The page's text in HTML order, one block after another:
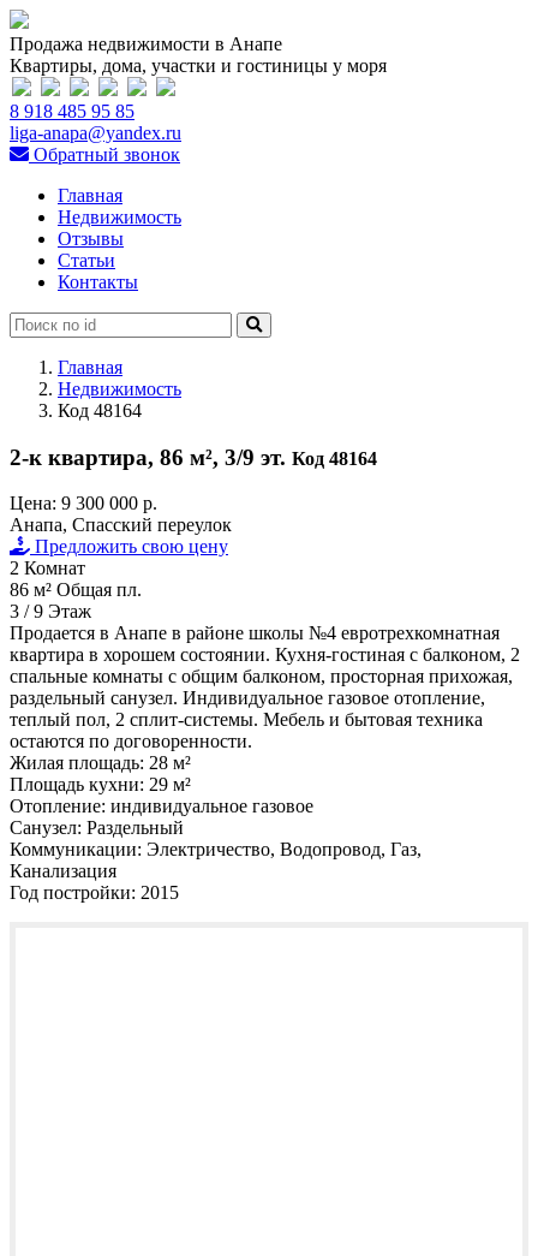
Продажа недвижимости в Анапе
Квартиры, дома, участки и гостиницы у моря
8 918 485 95 85
liga-anapa@yandex.ru
Обратный звонок
Главная
Недвижимость
Отзывы
Статьи
Контакты
Главная
Недвижимость
Код 48164
2-к квартира, 86 м², 3/9 эт. Код 48164
Цена: 9 300 000 р.
Анапа, Спасский переулок
Предложить свою цену
2 Комнат
86 м² Общая пл.
3 / 9 Этаж
Продается в Анапе в районе школы №4 евротрехкомнатная
квартира в хорошем состоянии. Кухня-гостиная с балконом, 2
спальные комнаты с общим балконом, просторная прихожая,
раздельный санузел. Индивидуальное газовое отопление,
теплый пол, 2 сплит-системы. Мебель и бытовая техника
остаются по договоренности.
Жилая площадь: 28 м²
Площадь кухни: 29 м²
Отопление: индивидуальное газовое
Санузел: Раздельный
Коммуникации: Электричество, Водопровод, Газ,
Канализация
Год постройки: 2015